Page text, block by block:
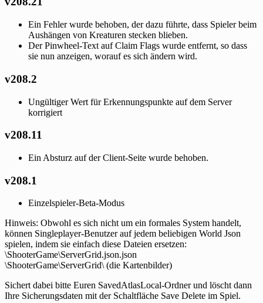
Ein Fehler wurde behoben, der dazu führte, dass Spieler beim
Aushängen von Kreaturen stecken blieben.
Der Pinwheel-Text auf Claim Flags wurde entfernt, so dass
sie nun anzeigen, worauf es sich ändern wird.
v208.2
Ungültiger Wert für Erkennungspunkte auf dem Server
korrigiert
v208.11
Ein Absturz auf der Client-Seite wurde behoben.
v208.1
Einzelspieler-Beta-Modus
Hinweis: Obwohl es sich nicht um ein formales System handelt,
können Singleplayer-Benutzer auf jedem beliebigen World Json
spielen, indem sie einfach diese Dateien ersetzen:
\ShooterGame\ServerGrid.json.json
\ShooterGame\ServerGrid\ (die Kartenbilder)
Sichert dabei bitte Euren SavedAtlasLocal-Ordner und löscht dann
Ihre Sicherungsdaten mit der Schaltfläche Save Delete im Spiel.